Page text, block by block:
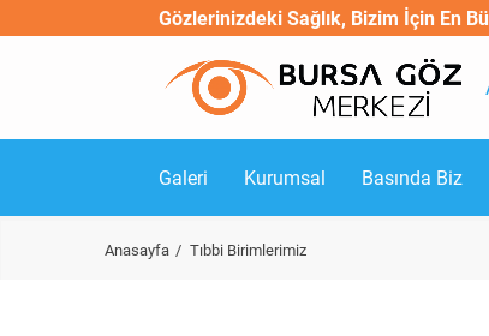
Gözlerinizdeki Sağlık, Bizim İçin En
Galeri Kurumsal Basında Biz
Anasayfa Tıbbi Birimlerimiz